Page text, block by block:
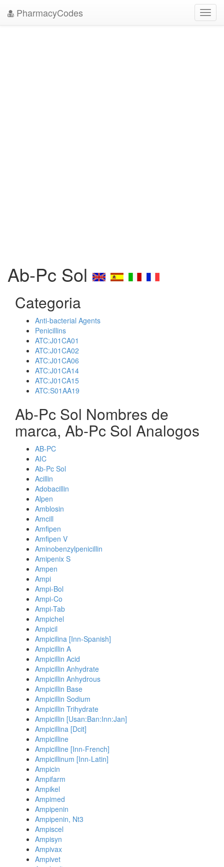
PharmacyCodes
Ab-Pc Sol
Categoria
Anti-bacterial Agents
Penicillins
ATC:J01CA01
ATC:J01CA02
ATC:J01CA06
ATC:J01CA14
ATC:J01CA15
ATC:S01AA19
Ab-Pc Sol Nombres de
marca, Ab-Pc Sol Analogos
AB-PC
AIC
Ab-Pc Sol
Acillin
Adobacillin
Alpen
Amblosin
Amcill
Amfipen
Amfipen V
Aminobenzylpenicillin
Amipenix S
Ampen
Ampi
Ampi-Bol
Ampi-Co
Ampi-Tab
Ampichel
Ampicil
Ampicilina [Inn-Spanish]
Ampicillin A
Ampicillin Acid
Ampicillin Anhydrate
Ampicillin Anhydrous
Ampicillin Base
Ampicillin Sodium
Ampicillin Trihydrate
Ampicillin [Usan:Ban:Inn:Jan]
Ampicillina [Dcit]
Ampicilline
Ampicilline [Inn-French]
Ampicillinum [Inn-Latin]
Ampicin
Ampifarm
Ampikel
Ampimed
Ampipenin
Ampipenin, Nt3
Ampiscel
Ampisyn
Ampivax
Ampivet